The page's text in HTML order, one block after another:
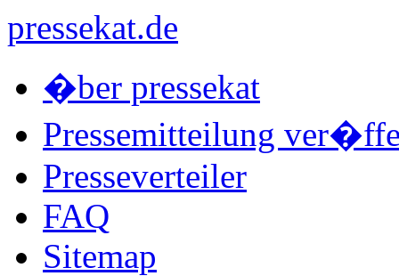
pressekat.de
�ber pressekat
Pressemitteilung
Presseverteiler
FAQ
Sitemap